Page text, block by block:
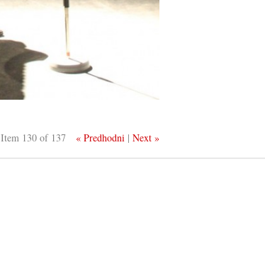
Item 130 of 137 « Predhodni |Next »